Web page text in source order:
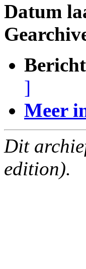
Datum
]
Meer
Dit
edition).